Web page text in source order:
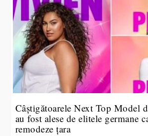
Câștigătoarele Next Top Model
au fost alese de elitele germane
remodeze țara